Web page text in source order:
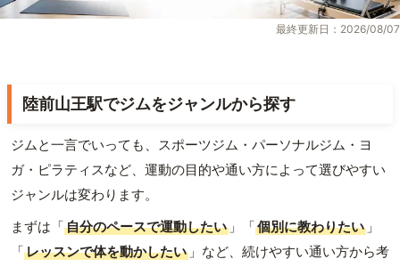
最終更新日：2026/08/07
陸前山王駅でジムをジャンルから探す
ジムと一言でいっても、スポーツジム・パーソナルジム・ヨ
ガ・ピラティスなど、運動の目的や通い方によって選びやすい
ジャンルは変わります。
まずは「自分のペースで運動したい 」「個別に教わりたい 」
「レッスンで体を動かしたい 」など、続けやすい通い方から考